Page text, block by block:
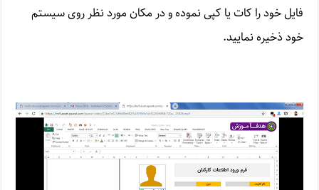
فایل خود را کات یا کپی نموده و در مکان مورد نظر روی سیستم
خود ذخیره نمایید.